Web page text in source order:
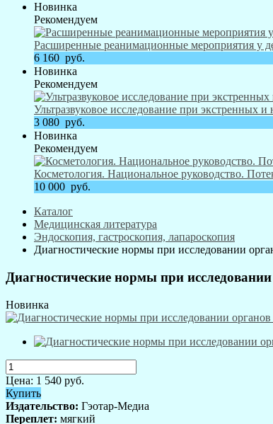
Новинка
Рекомендуем
Расширенные реанимационные мероприятия у
6 160 руб.
Новинка
Рекомендуем
Ультразвуковое исследование при экстренных
3 080 руб.
Новинка
Рекомендуем
Косметология. Национальное руководство.
10 000 руб.
Каталог
Медицинская литература
Эндоскопия, гастроскопия, лапароскопия
Диагностические нормы при исследовании
Диагностические нормы при
Новинка
Цена: 1 540 руб.
Купить
Издательство: Гэотар-Медиа
Переплет: мягкий